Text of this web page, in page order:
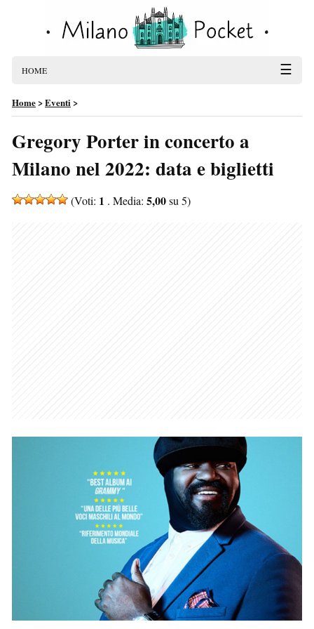
HOME ☰
Home>Eventi>
Gregory Porter in concerto a
Milano nel 2022: data e biglietti
(Voti: 1 . Media: 5,00su 5)